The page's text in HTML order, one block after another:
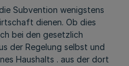
Subvention wenigstens
dienen. Ob dies
bei den gesetzlich
der Regelung selbst und
Haushalts . aus der dort